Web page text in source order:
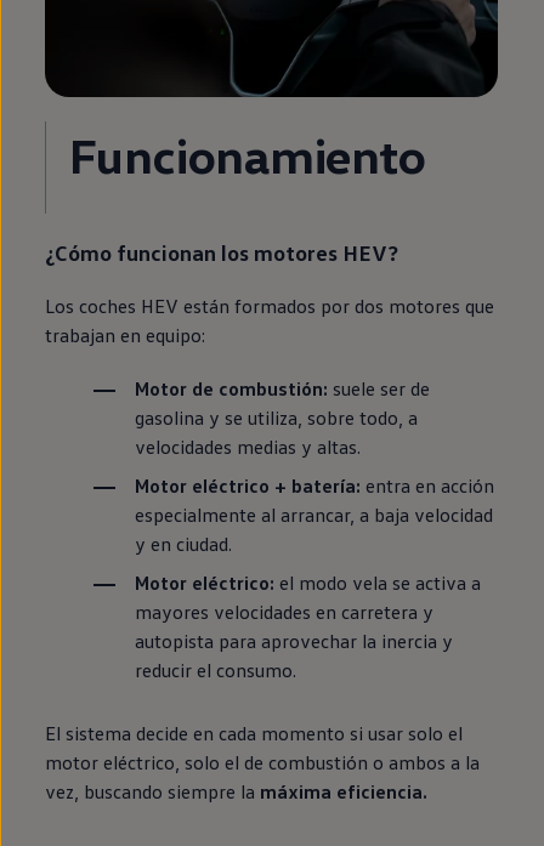
Funcionamiento
¿Cómo funcionan los motores HEV?
Los coches HEV están formados por dos motores que
trabajan en equipo:
Motor de combustión:suele ser de
gasolina y se utiliza, sobre todo, a
velocidades medias y altas.
Motor eléctrico + batería: entra en acción
especialmente al arrancar, a baja velocidad
y en ciudad.
Motor eléctrico: el modo vela se activa a
mayores velocidades en carretera y
autopista para aprovechar la inercia y
reducir el consumo.
El sistema decide en cada momento si usar solo el
motor eléctrico , solo el de combustión o ambos a la
vez, buscando siempre la máxima eficiencia.